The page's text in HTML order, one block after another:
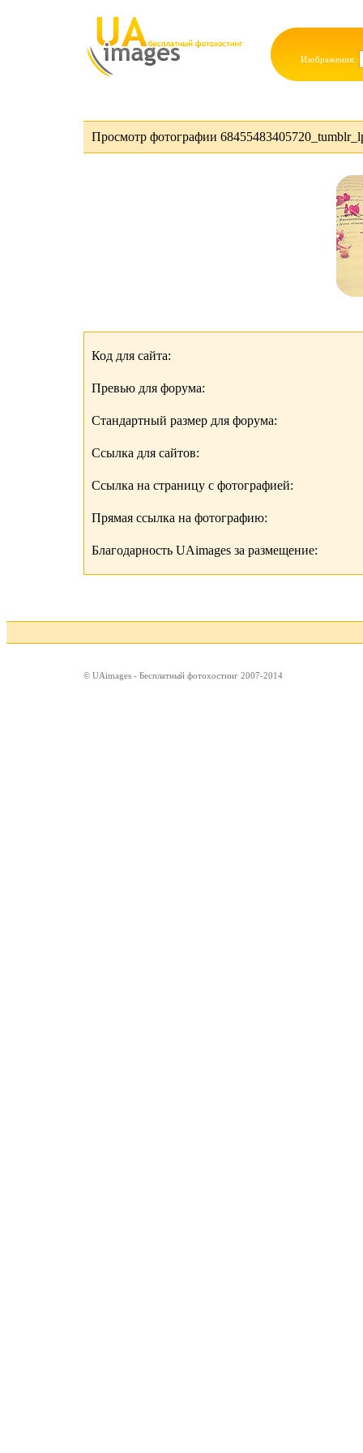
Изображения:
Просмотр фотографии
Код для сайта:
Превью для форума:
Стандартный размер для форума:
Ссылка для сайтов:
Ссылка на страницу с фотографией:
Прямая ссылка на фотографию:
Благодарность UAimages за размещение:
© UAimages - Бесплатный фотохостинг 2007-2014